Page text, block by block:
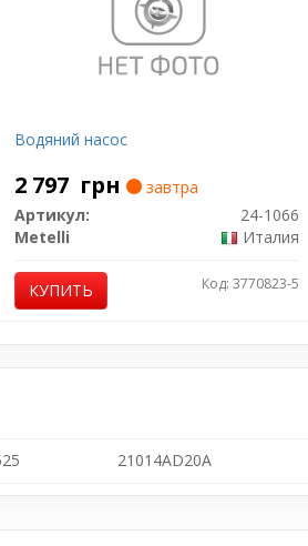
Водяний насос
2 797 грн
завтра
Артикул:
24-1066
Metelli
Италия
КУПИТЬ Код: 3770823-5
21014AD20A